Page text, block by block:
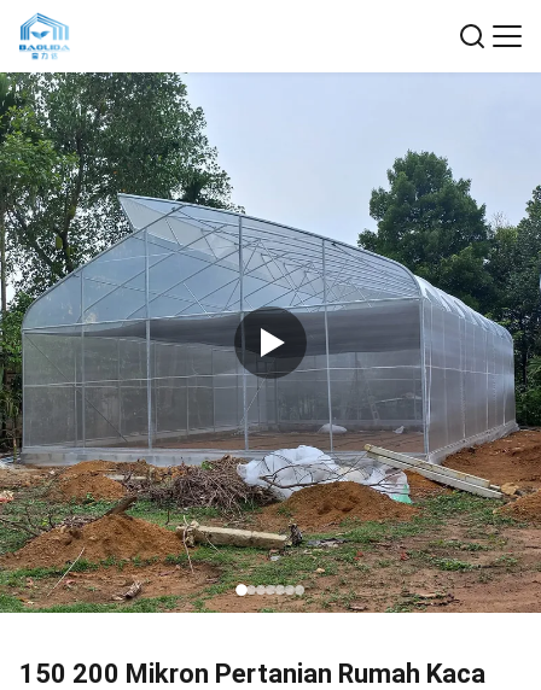
150 200 Mikron Pertanian Rumah Kaca